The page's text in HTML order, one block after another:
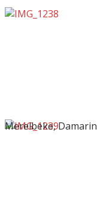
Merelbeke, Damarin